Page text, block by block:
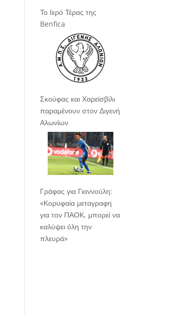
Το Ιερό Τέρας της
Benfica
Σκούφας και Χαρεϊσβίλι
παραμένουν στον Διγενή
Αλωνίων
Γράφας για Γιαννούλη:
«Κορυφαία μεταγραφη
για τον ΠΑΟΚ, μπορεί να
καλύψει όλη την
πλευρά»